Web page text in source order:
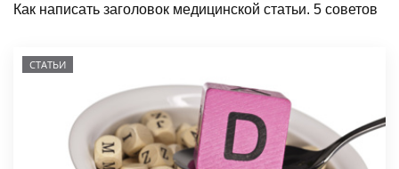
Как написать заголовок медицинской статьи. 5 советов
СТАТЬИ